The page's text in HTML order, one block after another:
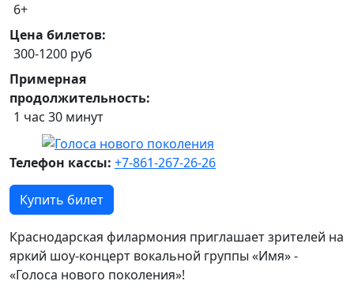
6+
Цена билетов:
300-1200 руб
Примерная
продолжительность:
1 час 30 минут
Телефон кассы: +7-861-267-26-26
Купить билет
Краснодарская филармония приглашает зрителей на
яркий шоу-концерт вокальной группы «Имя» -
«Голоса нового поколения»!